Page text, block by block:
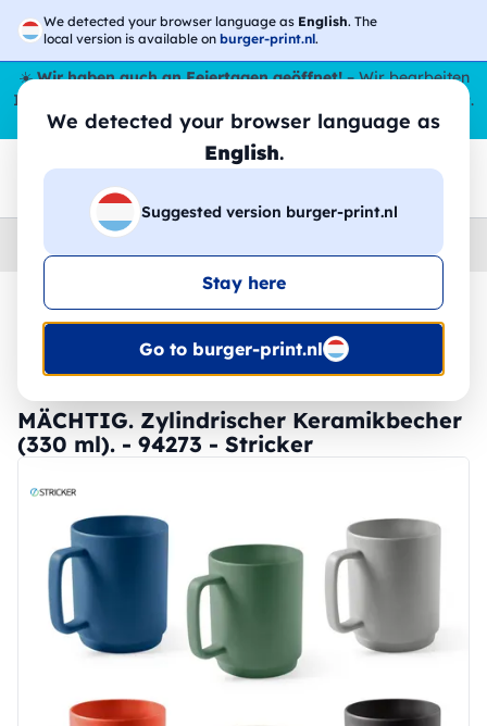
We detected your browser language as English. The
local version is available on burger-print.nl.
We detected your browser language as
English.
Suggested version burger-print.nl
Stay here
Go to burger-print.nl
☀️Wir haben auch an Feiertagen geöffnet!– Wir bearbeiten
Ihre Bestellungen den ganzen Sommer über,
sogar im August.
😎🌴
Home
🔥 -30 % DTF-Druck
MÄCHTIG. Zylindrischer Keramikbecher
(330 ml). - 94273 - Stricker